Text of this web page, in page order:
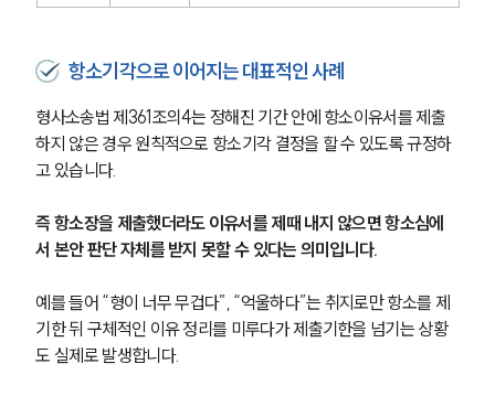
항소기각으로 이어지는 대표적인 사례
형사소송법 제361조의4는 정해진 기간 안에 항소이유서를 제출
하지 않은 경우 원칙적으로 항소기각 결정을 할 수 있도록 규정하
고 있습니다.
즉 항소장을 제출했더라도 이유서를 제때 내지 않으면 항소심에
서 본안 판단 자체를 받지 못할 수 있다는 의미입니다.
예를 들어 “형이 너무 무겁다”, “억울하다”는 취지로만 항소를 제
기한 뒤 구체적인 이유 정리를 미루다가 제출기한을 넘기는 상황
도 실제로 발생합니다.